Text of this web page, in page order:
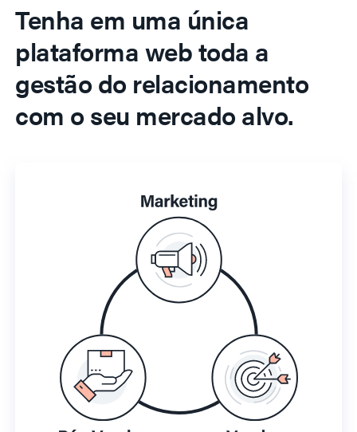
Tenha em uma única
plataforma web toda a
gestão do relacionamento
com o seu mercado alvo.